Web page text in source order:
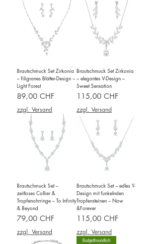
Brautschmuck Set Zirkonia
– filigranes Blätter-Design –
Light Forest
Preis
89,00 CHF
zzgl. Versand
Brautschmuck Set Zirkonia
– elegantes V-Design –
Sweet Sensation
Preis
115,00 CHF
zzgl. Versand
Brautschmuck Set –
zeitloses Collier &
Tropfenohrringe – To Infinity
& Beyond
Preis
79,00 CHF
zzgl. Versand
Brautschmuck Set – edles Y-
Design mit funkelnden
Tropfensteinen – Now
&Forever
Preis
115,00 CHF
zzgl. Versand
Budgetfreundlich